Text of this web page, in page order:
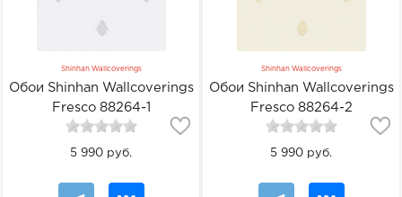
Shinhan Wallcoverings
Обои Shinhan Wallcoverings
Fresco 88264-1
5 990 руб.
Shinhan Wallcoverings
Обои Shinhan Wallcoverings
Fresco 88264-2
5 990 руб.